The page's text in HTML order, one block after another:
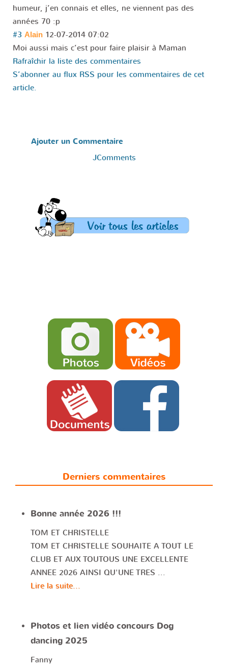
humeur, j’en connais et elles, ne viennent pas des
années 70 :p
#3 Alain 12-07-2014 07:02
Moi aussi mais c’est pour faire plaisir à Maman
Rafraîchir la liste des commentaires
S’abonner au flux RSS pour les commentaires de cet
article.
Ajouter un Commentaire
JComments
Derniers commentaires
Bonne année 2026 !!!
TOM ET CHRISTELLE
TOM ET CHRISTELLE SOUHAITE A TOUT LE
CLUB ET AUX TOUTOUS UNE EXCELLENTE
ANNEE 2026 AINSI QU'UNE TRES ...
Lire la suite...
Photos et lien vidéo concours Dog
dancing 2025
Fanny